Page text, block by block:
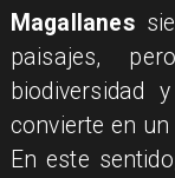
Magallanes
paisajes,
biodiversidad
convierte en
En este